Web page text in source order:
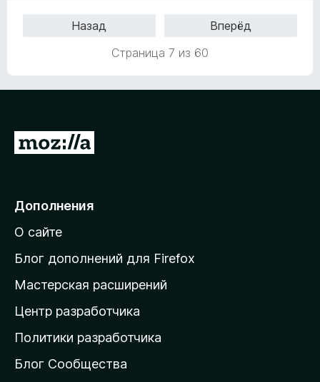
8
5
5
и
Назад
Вперёд
Страница 7 из 60
П
е
й
т
и
а
д
о
а
Дополнения
О сайте
Блог дополнений для Firefox
Мастерская расширений
Центр разработчика
Политики разработчика
Блог Сообщества